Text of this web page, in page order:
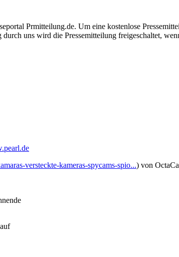
Prmitteilung.de. Um eine kostenlose
durch uns wird die Pressemitteilung freigeschaltet,
versteckte-kameras-spycams-spio...) von